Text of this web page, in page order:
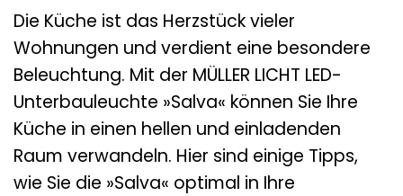
Die Küche ist das Herzstück vieler
Wohnungen und verdient eine besondere
Beleuchtung. Mit der MÜLLER LICHT LED-
Unterbauleuchte »Salva« können Sie Ihre
Küche in einen hellen und einladenden
Raum verwandeln. Hier sind einige Tipps,
wie Sie die »Salva« optimal in Ihre